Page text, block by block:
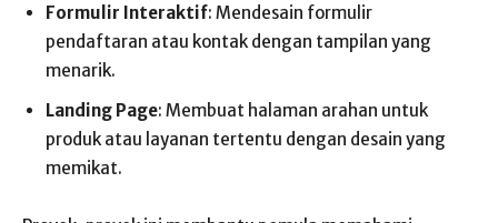
Formulir Interaktif: Mendesain formulir
pendaftaran atau kontak dengan tampilan yang
menarik.
Landing Page: Membuat halaman arahan untuk
produk atau layanan tertentu dengan desain yang
memikat.